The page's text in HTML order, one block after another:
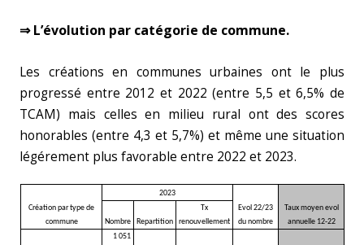
⇒ L’évolution par catégorie de commune.
Les créations en communes urbaines ont le plus
progressé entre 2012 et 2022 (entre 5,5 et 6,5% de
TCAM) mais celles en milieu rural ont des scores
honorables (entre 4,3 et 5,7%) et même une situation
légérement plus favorable entre 2022 et 2023.
Création par type de
commune
2023
Evol 22/23
du nombre
Taux moyen evol
annuelle 12-22
Nombre Repartition
Tx
renouvellement
1 051